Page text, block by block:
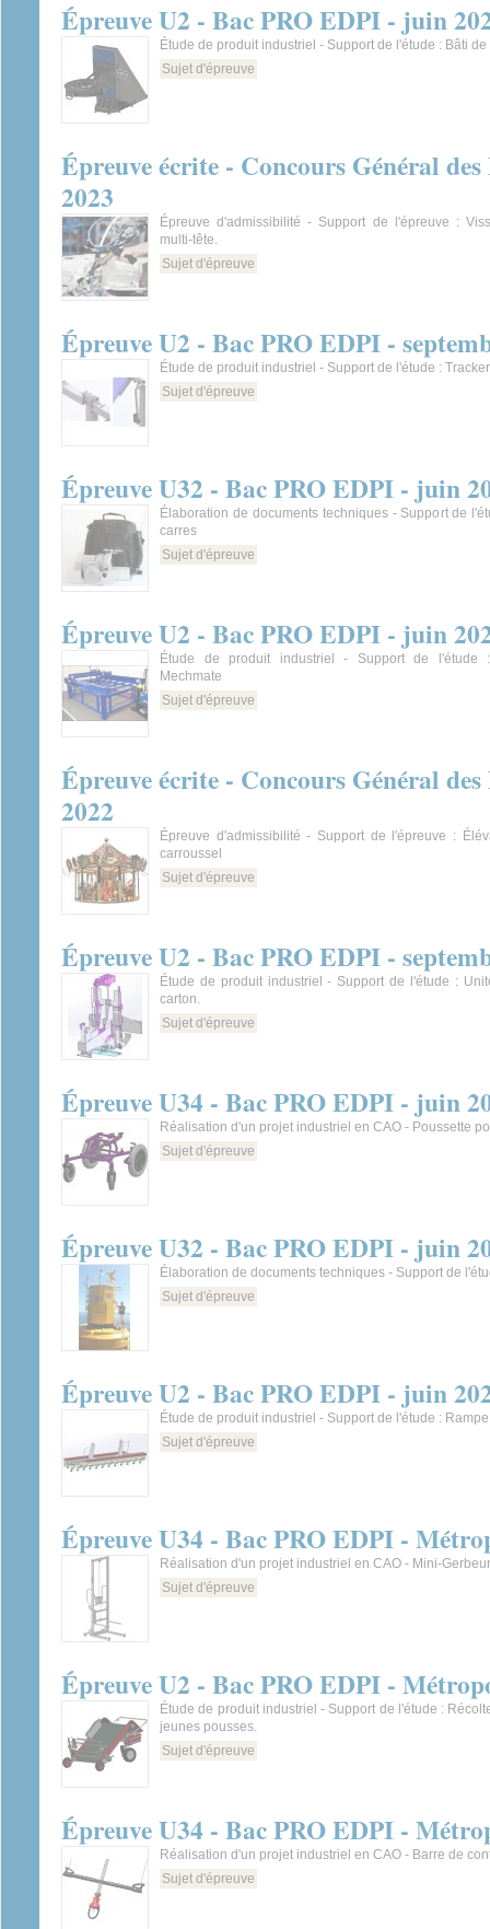
Épreuve U2 - Bac PRO EDPI - juin
Étude de produit industriel - Support de l'étude : Bâti
Sujet d'épreuve
Épreuve écrite - Concours Général
2023
Épreuve d'admissibilité - Support de l'épreuve :
multi-tête.
Sujet d'épreuve
Épreuve U2 - Bac PRO EDPI -
Étude de produit industriel - Support de l'étude :
Sujet d'épreuve
Épreuve U32 - Bac PRO EDPI - juin
Élaboration de documents techniques - Support de
carres
Sujet d'épreuve
Épreuve U2 - Bac PRO EDPI - juin
Étude de produit industriel - Support de l'étude
Mechmate
Sujet d'épreuve
Épreuve écrite - Concours Général
2022
Épreuve d'admissibilité - Support de l'épreuve :
carroussel
Sujet d'épreuve
Épreuve U2 - Bac PRO EDPI -
Étude de produit industriel - Support de l'étude :
carton.
Sujet d'épreuve
Épreuve U34 - Bac PRO EDPI - juin
Réalisation d'un projet industriel en CAO - Poussette
Sujet d'épreuve
Épreuve U32 - Bac PRO EDPI - juin
Élaboration de documents techniques - Support de
Sujet d'épreuve
Épreuve U2 - Bac PRO EDPI - juin
Étude de produit industriel - Support de l'étude :
Sujet d'épreuve
Épreuve U34 - Bac PRO EDPI -
Réalisation d'un projet industriel en CAO - Mini-Gerbeur
Sujet d'épreuve
Épreuve U2 - Bac PRO EDPI -
Étude de produit industriel - Support de l'étude :
jeunes pousses.
Sujet d'épreuve
Épreuve U34 - Bac PRO EDPI -
Réalisation d'un projet industriel en CAO - Barre de
Sujet d'épreuve